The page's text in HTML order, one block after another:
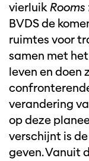
vierluik
BVDS de
ruimtes voor
samen met
leven en doen
verandering
op deze
verschijnt is
geven. Vanuit